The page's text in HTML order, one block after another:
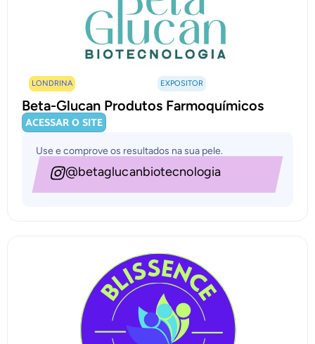
LONDRINA EXPOSITOR
Beta-Glucan Produtos Farmoquímicos
ACESSAR O SITE
Use e comprove os resultados na sua pele.
@betaglucanbiotecnologia